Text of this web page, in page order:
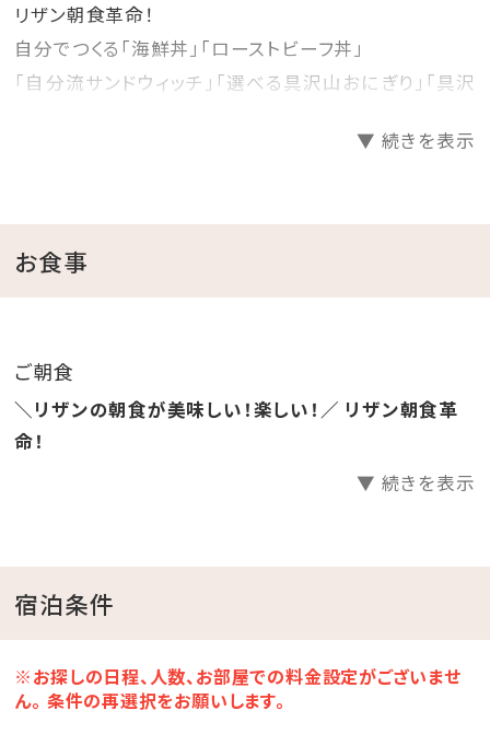
リザン朝食革命！
自分でつくる「海鮮丼」「ローストビーフ丼」
「自分流サンドウィッチ」「選べる具沢山おにぎり」「具沢
サーモン、ローストビーフなどそれぞれの具材をお好き
バイキングですので、その他にも沢山の品数を取り揃え
て豪華な朝食をご用意し、
わります。）
【お部屋】
・2～3名様でご利用できる、ゆったりサイズの「30㎡のス
る、よりワイドな「40㎡のデラックスルーム」
・最大5名様でのご宿泊もできる、広々としたゆとりの
上記の3つのタイプがございます。
▼ 続きを表示
お食事
ご朝食
＼リザンの朝食が美味しい！楽しい！／ リザン朝食革
命！
▼ 続きを表示
宿泊条件
※お探しの日程、人数、お部屋での料金設定がございませ
ん。 条件の再選択をお願いします。